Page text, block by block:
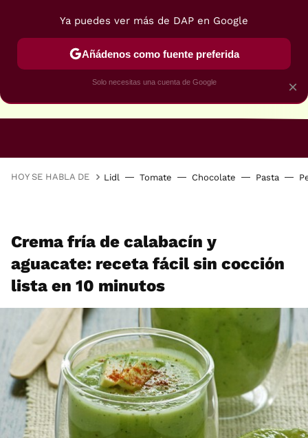
HOY SE HABLA DE Lidl Tomate Chocolate Pasta
Crema fría de calabacín y
aguacate: receta fácil sin cocción
lista en 10 minutos
×
Ya puedes ver más de DAP en Google
Añádenos como fuente preferida
Solo necesitas una cuenta de Google